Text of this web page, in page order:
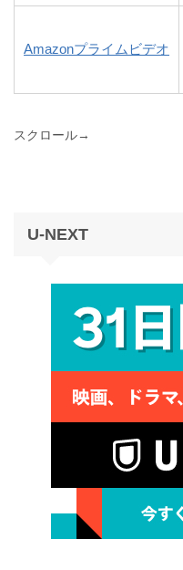
Amazonプライムビデオ
スクロール→
U-NEXT